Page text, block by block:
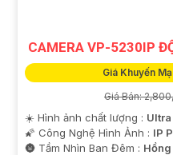
CAMERA VP-5230IP
Giá Khuyến
Giá Bán:
☀️ Hình ảnh chất lượng :
🌠 Công Nghệ Hình Ảnh : IP
🌚 Tầm Nhìn Ban Đêm :